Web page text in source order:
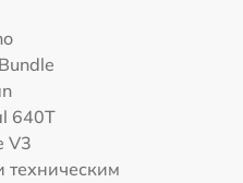
640T
V3